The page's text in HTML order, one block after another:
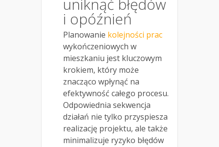
i opóźnień
Planowanie kolejności prac
wykończeniowych w
mieszkaniu jest kluczowym
krokiem, który może
znacząco wpłynąć na
efektywność całego procesu.
Odpowiednia sekwencja
działań nie tylko przyspiesza
realizację projektu, ale także
minimalizuje ryzyko błędów